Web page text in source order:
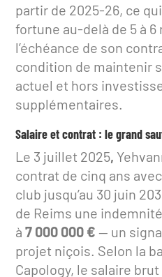
partir de 2025-26, ce
fortune au-delà de 5 à 6
l’échéance de son
condition de maintenir
actuel et hors
supplémentaires.
Salaire et contrat : le grand
Le 3 juillet 2025,
contrat de cinq ans avec
club jusqu’au 30 juin
de Reims une
à7 000 000 € — un
projet niçois. Selon la
Capology, le salaire